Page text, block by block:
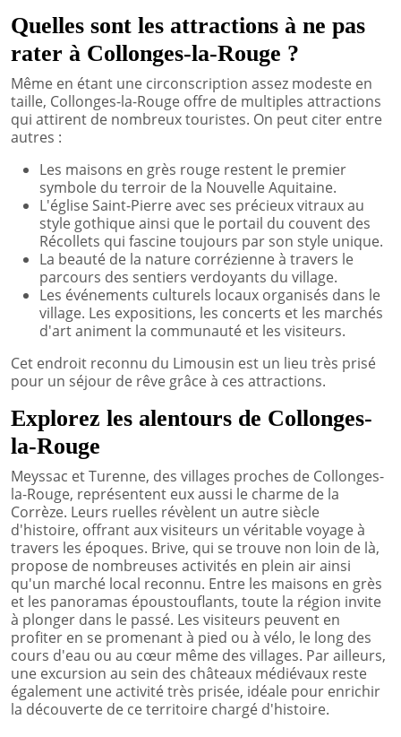
Quelles sont les attractions à ne pas
rater à Collonges-la-Rouge ?
Même en étant une circonscription assez modeste en
taille, Collonges-la-Rouge offre de multiples attractions
qui attirent de nombreux touristes. On peut citer entre
autres :
Les maisons en grès rouge restent le premier
symbole du terroir de la Nouvelle Aquitaine.
L'église Saint-Pierre avec ses précieux vitraux au
style gothique ainsi que le portail du couvent des
Récollets qui fascine toujours par son style unique.
La beauté de la nature corrézienne à travers le
parcours des sentiers verdoyants du village.
Les événements culturels locaux organisés dans le
village. Les expositions, les concerts et les marchés
d'art animent la communauté et les visiteurs.
Cet endroit reconnu du Limousin est un lieu très prisé
pour un séjour de rêve grâce à ces attractions.
Explorez les alentours de Collonges-
la-Rouge
Meyssac et Turenne, des villages proches de Collonges-
la-Rouge, représentent eux aussi le charme de la
Corrèze. Leurs ruelles révèlent un autre siècle
d'histoire, offrant aux visiteurs un véritable voyage à
travers les époques. Brive, qui se trouve non loin de là,
propose de nombreuses activités en plein air ainsi
qu'un marché local reconnu. Entre les maisons en grès
et les panoramas époustouflants, toute la région invite
à plonger dans le passé. Les visiteurs peuvent en
profiter en se promenant à pied ou à vélo, le long des
cours d'eau ou au cœur même des villages. Par ailleurs,
une excursion au sein des châteaux médiévaux reste
également une activité très prisée, idéale pour enrichir
la découverte de ce territoire chargé d'histoire.